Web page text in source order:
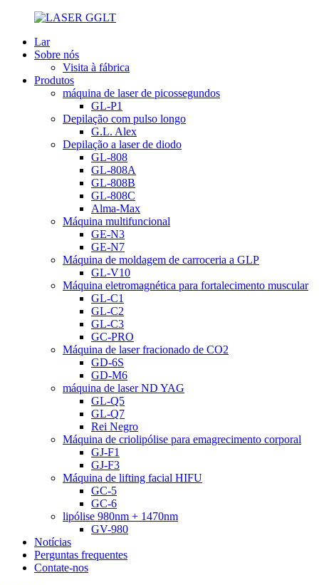
Lar
Sobre nós
Visita à fábrica
Produtos
máquina de laser de picossegundos
GL-P1
Depilação com pulso longo
G.L. Alex
Depilação a laser de diodo
GL-808
GL-808A
GL-808B
GL-808C
Alma-Max
Máquina multifuncional
GE-N3
GE-N7
Máquina de moldagem de carroceria a GLP
GL-V10
Máquina eletromagnética para fortalecimento muscular
GL-C1
GL-C2
GL-C3
GC-PRO
Máquina de laser fracionado de CO2
GD-6S
GD-M6
máquina de laser ND YAG
GL-Q5
GL-Q7
Rei Negro
Máquina de criolipólise para emagrecimento corporal
GJ-F1
GJ-F3
Máquina de lifting facial HIFU
GC-5
GC-6
lipólise 980nm + 1470nm
GV-980
Notícias
Perguntas frequentes
Contate-nos